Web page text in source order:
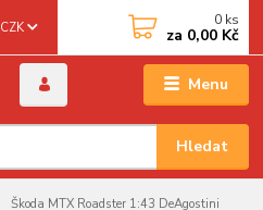
Menu
CZK
Hledat
0 ks
za 0,00 Kč
Škoda MTX Roadster 1:43 DeAgostini